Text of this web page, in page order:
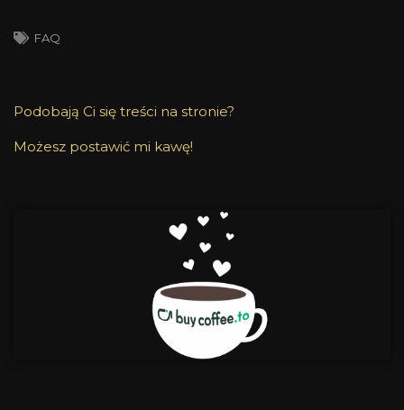
FAQ
Podobają Ci się treści na stronie?
Możesz postawić mi kawę!